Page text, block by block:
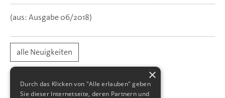
(aus: Ausgabe 06/2018)
alle Neuigkeiten
×
Durch das Klicken von "Alle erlauben" geben
Sie dieser Internetseite, deren Partnern und